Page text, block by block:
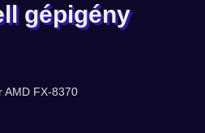
gépigény
AMD FX-8370